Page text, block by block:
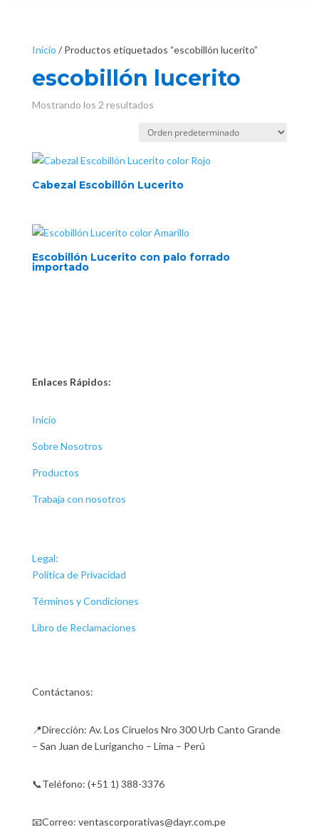
Inicio / Productos etiquetados “escobillón lucerito”
escobillón lucerito
Mostrando los 2 resultados
Cabezal Escobillón Lucerito
Escobillón Lucerito con palo forrado
importado
Enlaces Rápidos:
Inicio
Sobre Nosotros
Productos
Trabaja con nosotros
Legal:
Politica de Privacidad
Términos y Condiciones
Libro de Reclamaciones
Contáctanos:
📍Dirección: Av. Los Ciruelos Nro 300 Urb Canto Grande
– San Juan de Lurigancho – Lima – Perú
📞Teléfono: (+51 1) 388-3376
📧Correo: ventascorporativas@dayr.com.pe